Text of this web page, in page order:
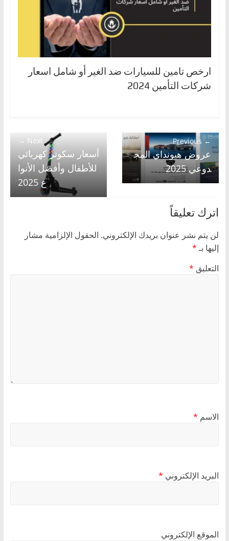
ارخص تامين للسيارات ضد الغير أو شامل اسعار
شركات التأمين 2024
← Previous
عروض هيونداي المج
دوعي 2025
Next →
أسعار سكوتر كهربائي
للأطفال وأفضل الأنوا
ع 2025
اترك تعليقاً
لن يتم نشر عنوان بريدك الإلكتروني. الحقول الإلزامية مشار
إليها بـ*
التعليق *
الاسم *
البريد الإلكتروني *
الموقع الإلكتروني